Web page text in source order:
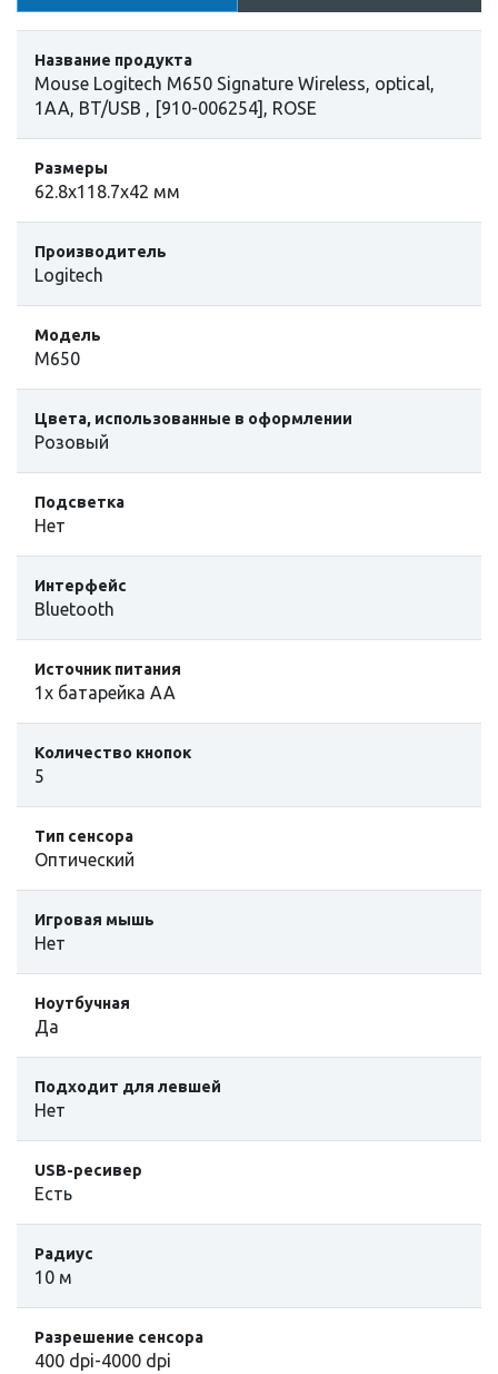
Название продукта
Mouse Logitech M650 Signature Wireless, optical,
1AA, BT/USB , [910-006254], ROSE
Размеры
62.8х118.7х42 мм
Производитель
Logitech
Модель
M650
Цвета, использованные в оформлении
Розовый
Подсветка
Нет
Интерфейс
Bluetooth
Источник питания
1x батарейка AA
Количество кнопок
5
Тип сенсора
Оптический
Игровая мышь
Нет
Ноутбучная
Да
Подходит для левшей
Нет
USB-ресивер
Есть
Радиус
10 м
Разрешение сенсора
400 dpi-4000 dpi